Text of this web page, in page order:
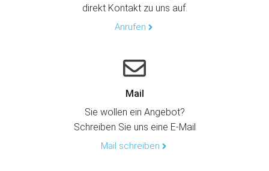
direkt Kontakt zu uns auf.
Anrufen
Mail
Sie wollen ein Angebot?
Schreiben Sie uns eine E-Mail
Mail schreiben